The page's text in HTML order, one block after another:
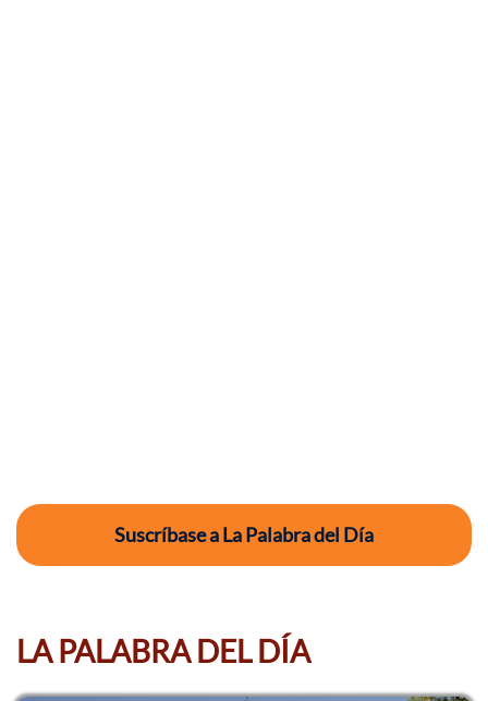
Suscríbase a La Palabra del Día
LA PALABRA DEL DÍA